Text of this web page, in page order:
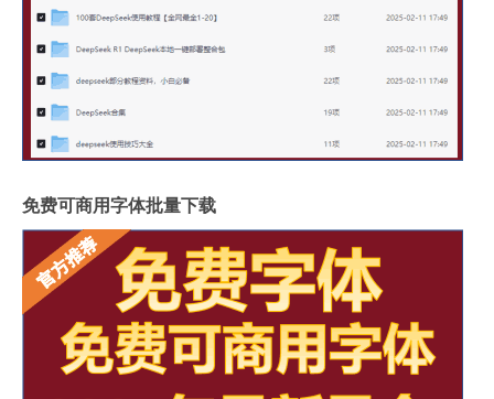
免费可商用字体批量下载